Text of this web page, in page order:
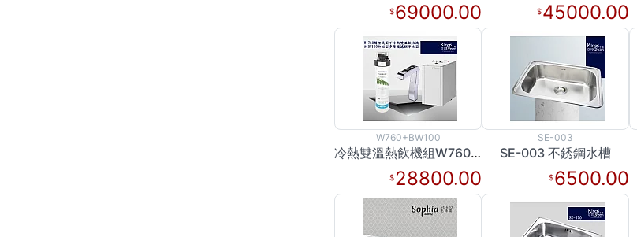
69000.00 45000.00
W760+BW100
冷熱雙溫熱飲機組W760+BW100
28800.00
SE-003
SE-003 不銹鋼水槽
6500.00